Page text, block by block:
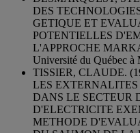
DES
GETIQUE ET
POTENTIELLES
L'APPROCHE
Université du Québec à
TISSIER, CLAUDE.
LES
DANS LE SECTEUR
D'ELECTRICITE
METHODE